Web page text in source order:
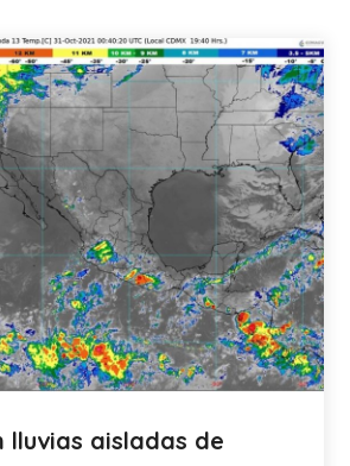
lluvias aisladas de